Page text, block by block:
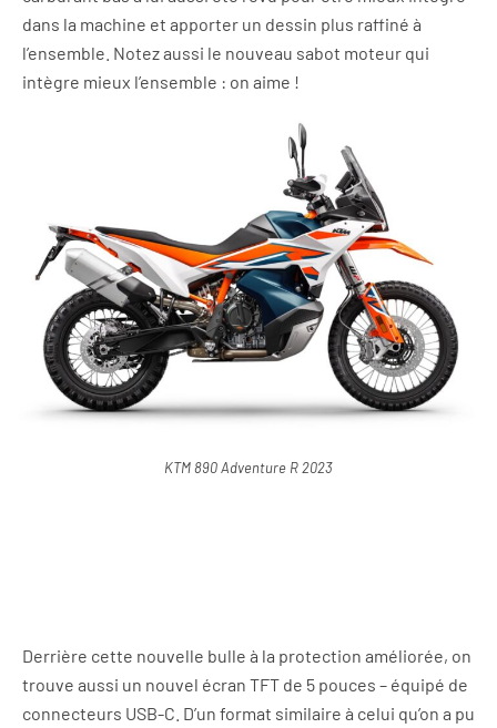
dans la machine et apporter un dessin plus raffiné à
l’ensemble. Notez aussi le nouveau sabot moteur qui
intègre mieux l’ensemble : on aime !
KTM 890 Adventure R 2023
Derrière cette nouvelle bulle à la protection améliorée, on
trouve aussi un nouvel écran TFT de 5 pouces – équipé de
connecteurs USB-C. D’un format similaire à celui qu’on a pu